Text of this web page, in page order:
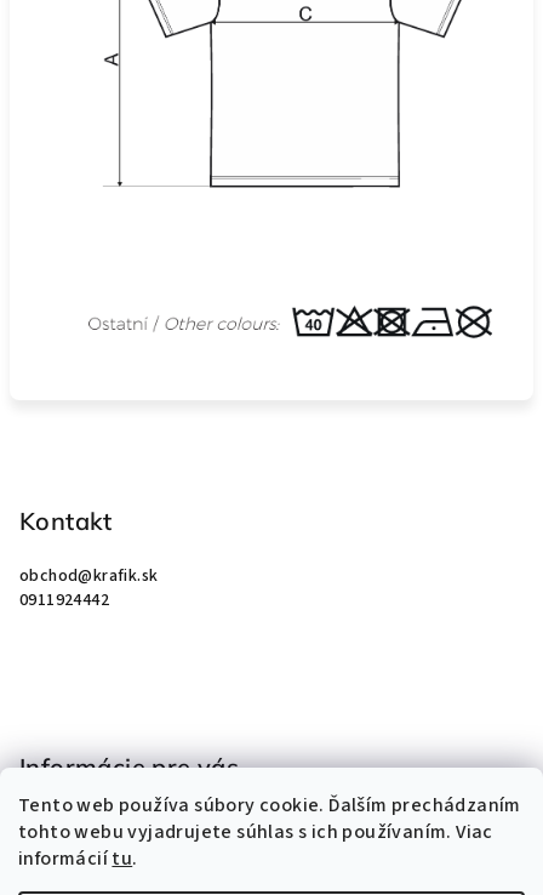
Tento web používa súbory cookie. Ďalším prechádzaním
tohto webu vyjadrujete súhlas s ich používaním. Viac
informáciítu.
Kontakt
obchod@krafik.sk
0911924442
Informácie pre vás
Obchodné podmienky
Podmienky ochrany osobných údajov